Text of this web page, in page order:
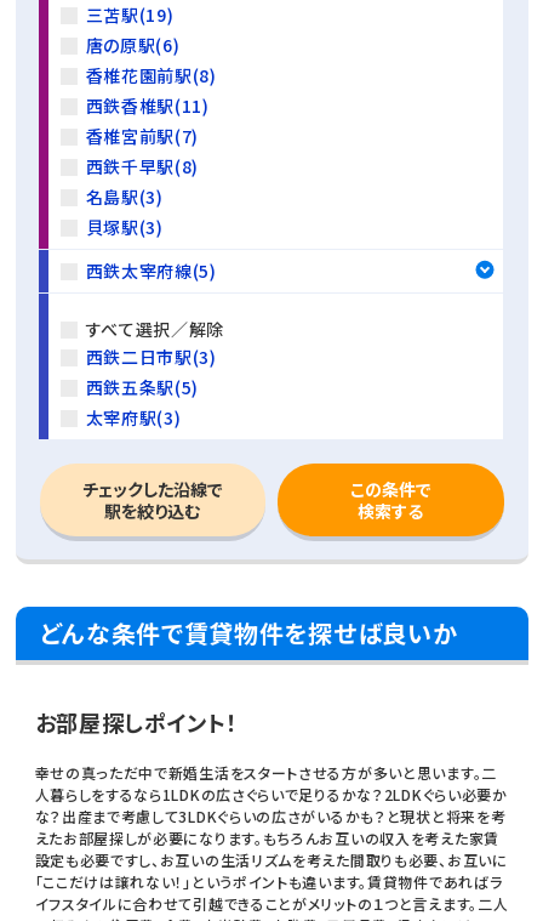
三苫駅(19)
唐の原駅(6)
香椎花園前駅(8)
西鉄香椎駅(11)
香椎宮前駅(7)
西鉄千早駅(8)
名島駅(3)
貝塚駅(3)
西鉄太宰府線(5)
すべて選択／解除
西鉄二日市駅(3)
西鉄五条駅(5)
太宰府駅(3)
チェックした沿線で
駅を絞り込む
この条件で
検索する
どんな条件で賃貸物件を探せば良いか
お部屋探しポイント！
幸せの真っただ中で新婚生活をスタートさせる方が多いと思います。二
人暮らしをするなら1LDKの広さぐらいで足りるかな？2LDKぐらい必要か
な？出産まで考慮して3LDKぐらいの広さがいるかも？と現状と将来を考
えたお部屋探しが必要になります。もちろんお互いの収入を考えた家賃
設定も必要ですし、お互いの生活リズムを考えた間取りも必要、お互いに
「ここだけは譲れない！」というポイントも違います。賃貸物件であればラ
イフスタイルに合わせて引越できることがメリットの１つと言えます。二人